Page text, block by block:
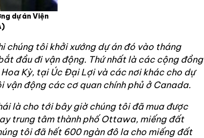
dự án Viện
chúng tôi khởi xướng dự án đó vào tháng
đầu đi vận động. Thứ nhất là các cộng đồng
Kỳ, tại Úc Đại Lợi và các nơi khác cho dự
vận động các cơ quan chính phủ ở Canada.
là cho tới bây giờ chúng tôi đã mua được
trung tâm thành phố Ottawa, miếng đất
tôi đã hết 600 ngàn đô la cho miếng đất